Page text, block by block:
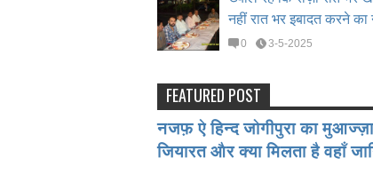
नहीं रात भर इबादत करने का
0 3-5-2025
FEATURED POST
नजफ़ ऐ हिन्द जोगीपुरा का
जियारत और क्या मिलता है वहाँ